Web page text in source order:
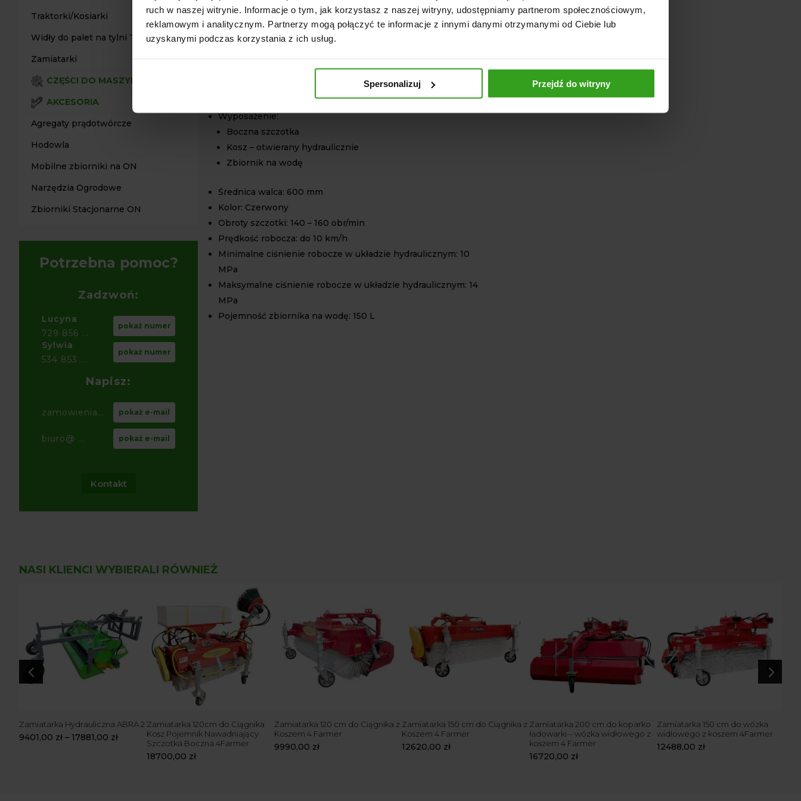
ruch w naszej witrynie. Informacje o tym, jak korzystasz z naszej witryny, udostępniamy partnerom społecznościowym,
reklamowym i analitycznym. Partnerzy mogą połączyć te informacje z innymi danymi otrzymanymi od Ciebie lub
uzyskanymi podczas korzystania z ich usług.
Spersonalizuj Przejdź do witryny
Traktorki/Kosiarki
Widły do palet na tylni TUZ
Zamiatarki
CZĘŚCI DO MASZYN
AKCESORIA
Agregaty prądotwórcze
Hodowla
Mobilne zbiorniki na ON
Narzędzia Ogrodowe
Zbiorniki Stacjonarne ON
Potrzebna pomoc?
Zadzwoń:
Lucyna
729 856 ...
pokaż numer
Sylwia
534 853 ...
pokaż numer
Napisz:
zamowienia@ ... pokaż e-mail
biuro@ ... pokaż e-mail
Kontakt
urządzenie może pełnić funkcję odśnieżarki.
DANE TECHNICZNE
Stan: Nowy
Napęd: WOM (PTO), TUZ 3 – punktowy, KAT I, KAT II
Wyposażenie:
Boczna szczotka
Kosz – otwierany hydraulicznie
Zbiornik na wodę
Średnica walca: 600 mm
Kolor: Czerwony
Obroty szczotki: 140 – 160 obr/min
Prędkość robocza: do 10 km/h
Minimalne ciśnienie robocze w układzie hydraulicznym: 10
MPa
Maksymalne ciśnienie robocze w układzie hydraulicznym: 14
MPa
Pojemność zbiornika na wodę: 150 L
NASI KLIENCI WYBIERALI RÓWNIEŻ
4
Zamiatarka Hydrauliczna ABRA 2
9401,00 zł – 17881,00 zł
Zamiatarka 120cm do Ciągnika
Kosz Pojemnik Nawadniający
Szczotka Boczna 4Farmer
18700,00 zł
Zamiatarka 120 cm do Ciągnika z
Koszem 4 Farmer
9990,00 zł
Zamiatarka 150 cm do Ciągnika z
Koszem 4 Farmer
12620,00 zł
Zamiatarka 200 cm do koparko
ładowarki – wózka widłowego z
koszem 4 Farmer
16720,00 zł
Zamiatarka 150 cm do wózka
widłowego z koszem 4Farmer
12488,00 zł
5